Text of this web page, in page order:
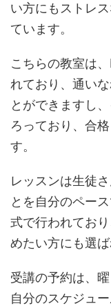
い方にもストレ
ています。
こちらの教室は
れており、通い
とができますし
ろっており、合
す。
レッスンは生徒
とを自分のペー
式で行われてお
めたい方にも選ば
受講の予約は、
自分のスケジュ